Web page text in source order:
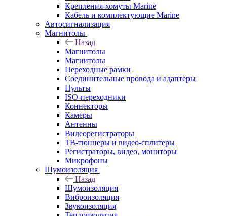
Крепления-хомуты Marine
Кабель и комплектующие Marine
Автосигнализация
Магнитолы
Назад
Магнитолы
Магнитолы
Переходные рамки
Соединительные провода и адаптеры
Пульты
ISO-переходники
Коннекторы
Камеры
Антенны
Видеорегистраторы
ТВ-тюннеры и видео-сплитеры
Регистраторы, видео, мониторы
Микрофоны
Шумоизоляция
Назад
Шумоизоляция
Виброизоляция
Звукоизоляция